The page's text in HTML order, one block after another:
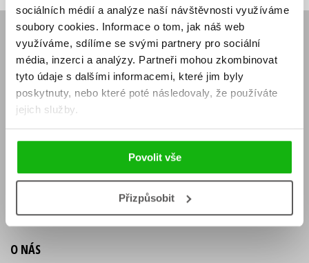
sociálních médií a analýze naší návštěvnosti využíváme
soubory cookies. Informace o tom, jak náš web
využíváme, sdílíme se svými partnery pro sociální
média, inzerci a analýzy. Partneři mohou zkombinovat
tyto údaje s dalšími informacemi, které jim byly
poskytnuty, nebo které poté následovaly, že používáte
jejich služby.
Povolit vše
Přizpůsobit
E-SHOP
Aktuality
Naši autoři
Obchodní podmínky
Jak nakoupit
Knižní novinky
Dárkové poukazy
Affiliate program
KONTAKTY
Sídlo společnosti
Kontakty Albatros Media
O NÁS